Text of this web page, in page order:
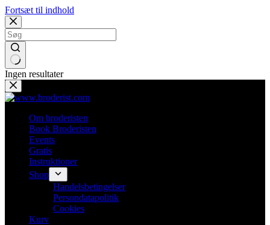
Fortsæt til indhold
Ingen resultater
Om broderisten
Book Broderisten
Events
Gratis
Instruktioner
Shop
Handelsbetingelser
Persondatapolitik
Cookies
Kurv